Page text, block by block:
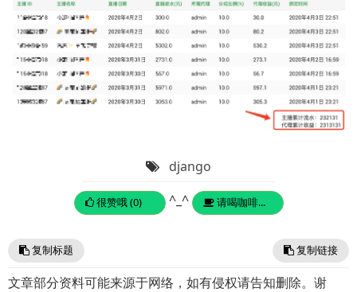
django
很赞哦 (0) ^_^ 请喝咖啡...
复制标题 复制链接
文章部分资料可能来源于网络，如有侵权请告知删除。谢